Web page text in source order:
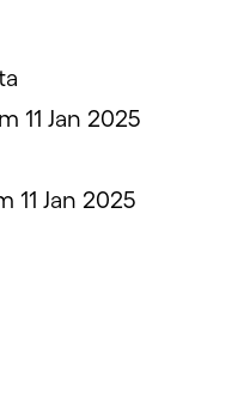
11 Jan 2025
11 Jan 2025